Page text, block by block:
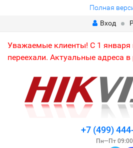
Полная
Вход
Уважаемые клиенты! С 1
переехали. Актуальные адреса в
+7 (499)
Пн—Пт